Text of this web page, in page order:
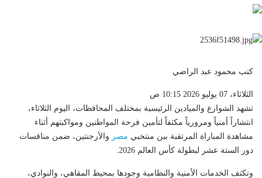
كتب محمود عبد الراضي
الثلاثاء، 07 يوليو 2026 10:15 ص
تشهد الشوارع والميادين الرئيسية بمختلف المحافظات، اليوم الثلاثاء،
انتشاراً أمنياً ومرورياً مكثفاً لتأمين فرحة المواطنين ومواكبتهم أثناء
مشاهدة المباراة المرتقبة بين منتخبي مصر والأرجنتين، ضمن منافسات
دور الستة عشر لبطولة كأس العالم 2026.
وتكثف الخدمات الأمنية والنظامية وجودها بمحيط المقاهي، والنوادي،